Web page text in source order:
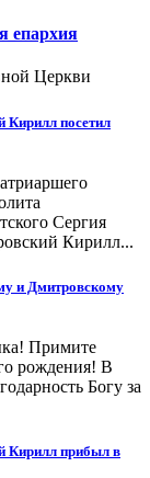
епархия
Церкви
Кирилл посетил
Сергия
Кирилл...
и Дмитровскому
Примите
рождения! В
Богу за
Кирилл прибыл в